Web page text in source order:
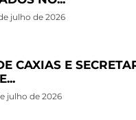
julho de 2026
CAXIAS E
julho de 2026